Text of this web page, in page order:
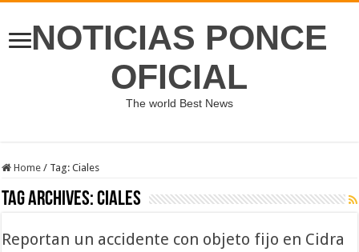
NOTICIAS PONCE
OFICIAL
The world Best News
Home / Tag:Ciales
Tag Archives:Ciales
Reportan un accidente con objeto fijo en Cidra